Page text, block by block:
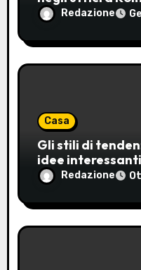
o
l
Redazione
Casa
Gli stili di
idee
moderno e
Redazione